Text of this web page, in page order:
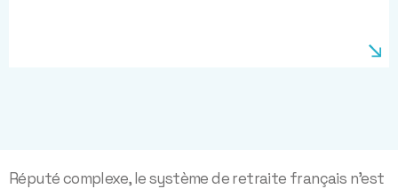
Réputé complexe, le système de retraite français n’est